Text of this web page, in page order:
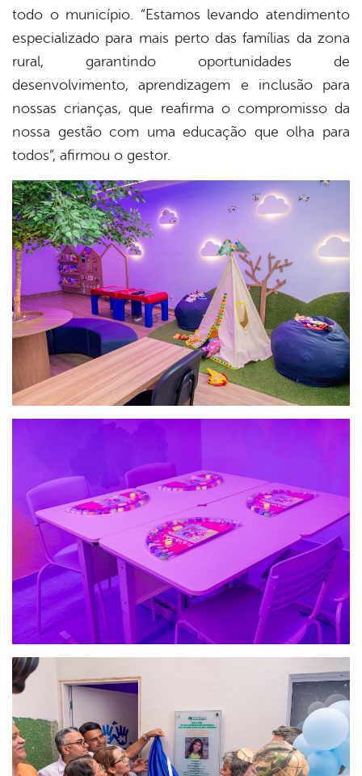
todo o município. “Estamos levando atendimento
especializado para mais perto das famílias da zona
rural, garantindo oportunidades de
desenvolvimento, aprendizagem e inclusão para
nossas crianças, que reafirma o compromisso da
nossa gestão com uma educação que olha para
todos”, afirmou o gestor.